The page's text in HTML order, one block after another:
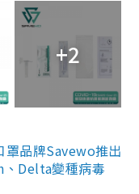
+2
罩品牌Savewo推出
Delta變種病毒